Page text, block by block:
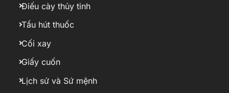
Điếu cày thủy tinh
Tẩu hút thuốc
Cối xay
Giấy cuốn
Lịch sử và Sứ mệnh